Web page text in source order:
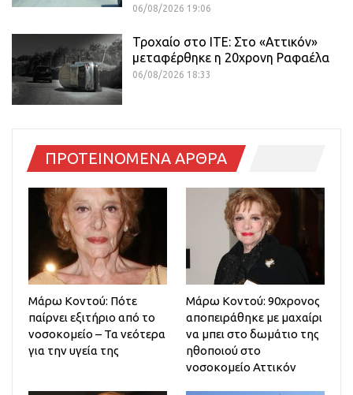
06/08/2026 19:06
Τροχαίο στο ΙΤΕ: Στο «Αττικόν»
μεταφέρθηκε η 20χρονη Ραφαέλα
06/08/2026 18:33
ΠΡΟΤΕΙΝΟΜΕΝΑ ΑΡΘΡΑ
Μάρω Κοντού: Πότε
παίρνει εξιτήριο από το
νοσοκομείο – Τα νεότερα
για την υγεία της
Μάρω Κοντού: 90χρονος
αποπειράθηκε με μαχαίρι
να μπει στο δωμάτιο της
ηθοποιού στο
νοσοκομείο Αττικόν